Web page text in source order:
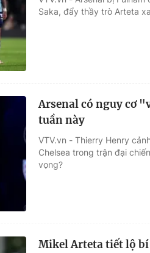
Saka, đẩy thầy trò Arteta
Arsenal có nguy cơ
tuần này
VTV.vn - Thierry Henry
Chelsea trong trận đại
vọng?
Mikel Arteta tiết lộ